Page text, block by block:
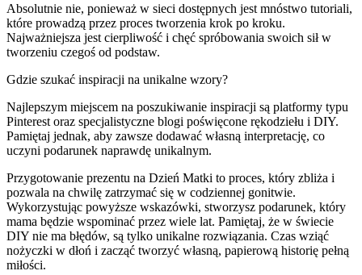
Absolutnie nie, ponieważ w sieci dostępnych jest mnóstwo tutoriali,
które prowadzą przez proces tworzenia krok po kroku.
Najważniejsza jest cierpliwość i chęć spróbowania swoich sił w
tworzeniu czegoś od podstaw.
Gdzie szukać inspiracji na unikalne wzory?
Najlepszym miejscem na poszukiwanie inspiracji są platformy typu
Pinterest oraz specjalistyczne blogi poświęcone rękodziełu i DIY.
Pamiętaj jednak, aby zawsze dodawać własną interpretację, co
uczyni podarunek naprawdę unikalnym.
Przygotowanie prezentu na Dzień Matki to proces, który zbliża i
pozwala na chwilę zatrzymać się w codziennej gonitwie.
Wykorzystując powyższe wskazówki, stworzysz podarunek, który
mama będzie wspominać przez wiele lat. Pamiętaj, że w świecie
DIY nie ma błędów, są tylko unikalne rozwiązania. Czas wziąć
nożyczki w dłoń i zacząć tworzyć własną, papierową historię pełną
miłości.